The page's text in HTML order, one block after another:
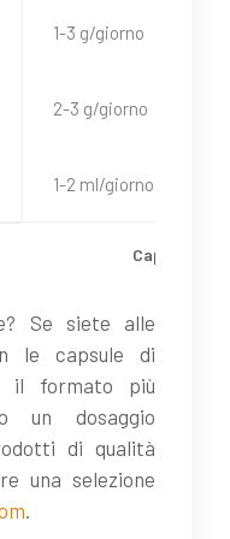
Capsule,
1-3 g/giorno
2-3 g/giorno
1-2 ml/giorno
Se siete alle
le capsule di
il formato più
un dosaggio
di qualità
una selezione